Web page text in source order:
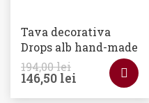
Tava decorativa
Drops alb hand-made
194,00lei
146,50 lei